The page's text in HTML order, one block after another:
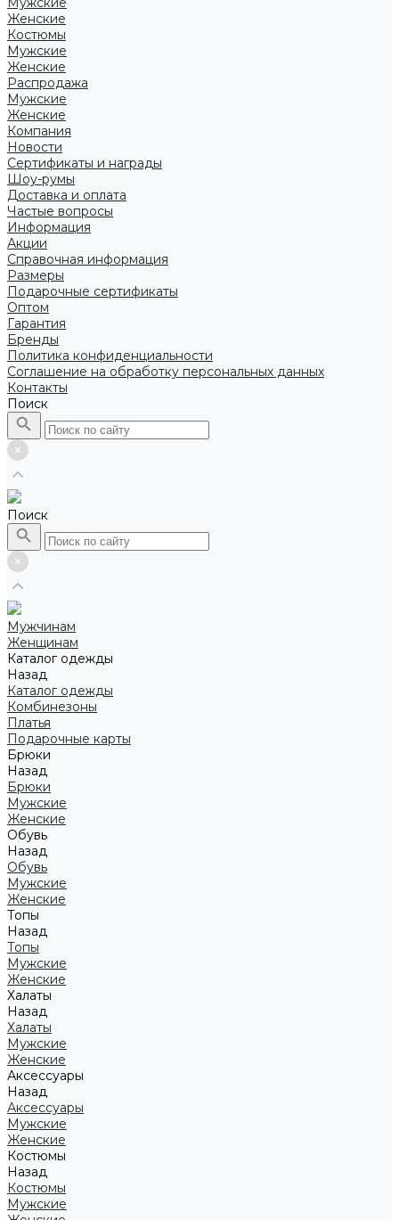
Женские
Костюмы
Мужские
Женские
Распродажа
Мужские
Женские
Компания
Новости
Сертификаты и награды
Шоу-румы
Доставка и оплата
Частые вопросы
Информация
Акции
Справочная информация
Размеры
Подарочные сертификаты
Оптом
Гарантия
Бренды
Политика конфиденциальности
Соглашение на обработку персональных данных
Контакты
Поиск
Поиск
Мужчинам
Женщинам
Каталог одежды
Назад
Каталог одежды
Комбинезоны
Платья
Подарочные карты
Брюки
Назад
Брюки
Мужские
Женские
Обувь
Назад
Обувь
Мужские
Женские
Топы
Назад
Топы
Мужские
Женские
Халаты
Назад
Халаты
Мужские
Женские
Аксессуары
Назад
Аксессуары
Мужские
Женские
Костюмы
Назад
Костюмы
Мужские